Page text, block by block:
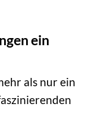
ein
als nur ein